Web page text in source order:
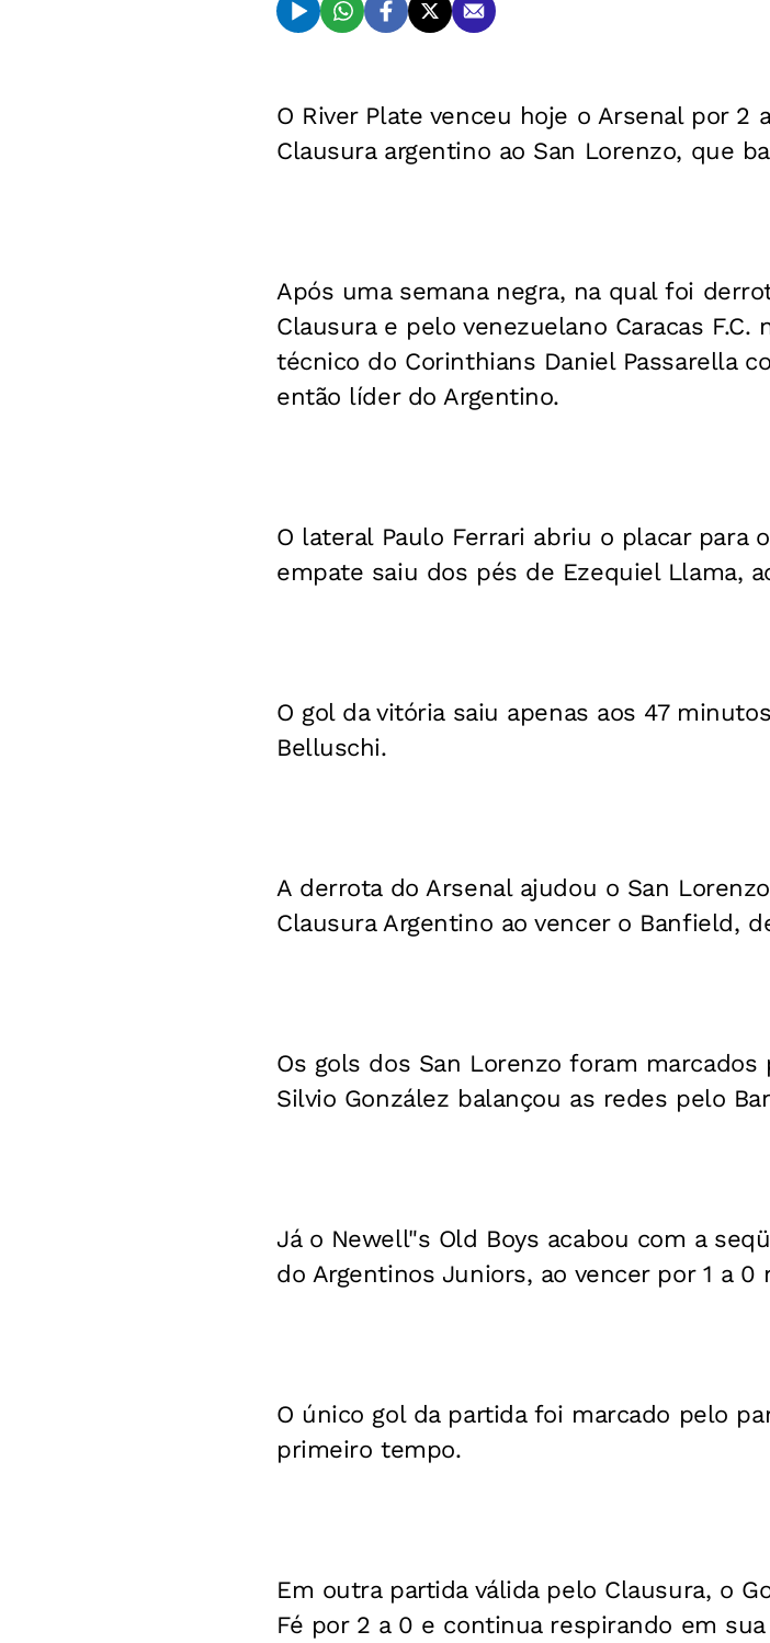
O River Plate venceu hoje o Arsenal por 2
Clausura argentino ao San Lorenzo, que
Após uma semana negra, na qual foi
Clausura e pelo venezuelano Caracas
técnico do Corinthians Daniel Passarella
então líder do Argentino.
O lateral Paulo Ferrari abriu o placar para
empate saiu dos pés de Ezequiel Llama,
O gol da vitória saiu apenas aos 47
Belluschi.
A derrota do Arsenal ajudou o San
Clausura Argentino ao vencer o Banfield,
Os gols dos San Lorenzo foram
Silvio González balançou as redes pelo
Já o Newell"s Old Boys acabou com a
do Argentinos Juniors, ao vencer por 1 a 0
O único gol da partida foi marcado pelo
primeiro tempo.
Em outra partida válida pelo Clausura, o
Fé por 2 a 0 e continua respirando em